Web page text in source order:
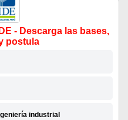
- Descarga las bases,
postula
industrial